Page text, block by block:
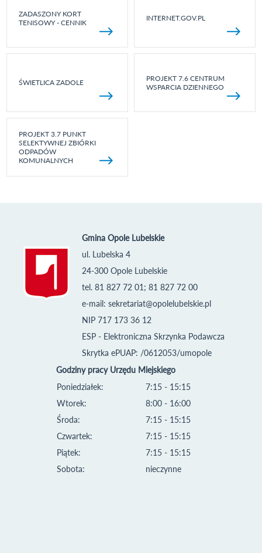
ZADASZONY KORT
TENISOWY - CENNIK
INTERNET.GOV.PL
ŚWIETLICA ZADOLE
PROJEKT 7.6 CENTRUM
WSPARCIA DZIENNEGO
PROJEKT 3.7 PUNKT
SELEKTYWNEJ ZBIÓRKI
ODPADÓW
KOMUNALNYCH
Gmina Opole Lubelskie
ul. Lubelska 4
24-300 Opole Lubelskie
tel. 81 827 72 01; 81 827 72 00
e-mail: sekretariat@opolelubelskie.pl
NIP 717 173 36 12
ESP - Elektroniczna Skrzynka Podawcza
Skrytka ePUAP: /0612053/umopole
Godziny pracy Urzędu Miejskiego
Poniedziałek:
Wtorek:
Środa:
Czwartek:
Piątek:
Sobota:
7:15 - 15:15
8:00 - 16:00
7:15 - 15:15
7:15 - 15:15
7:15 - 15:15
nieczynne